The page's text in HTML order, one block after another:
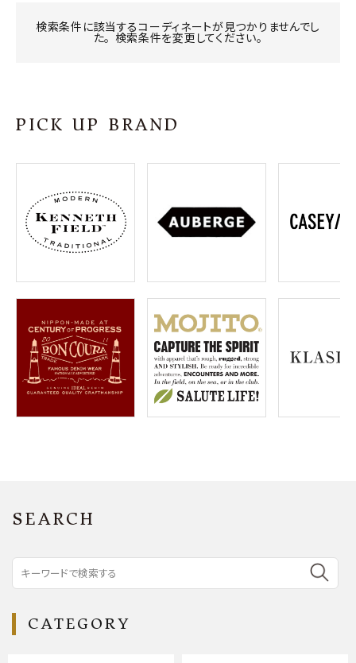
プライバシーポリシー
特定商取引法について
お問い合わせ
OFFICIAL WEB SITE
meeting_room ログイン 会員登録
検索条件に該当するコーディネートが見つかりませんでし
た。 検索条件を変更してください。
PICK UP BRAND
SEARCH
CATEGORY